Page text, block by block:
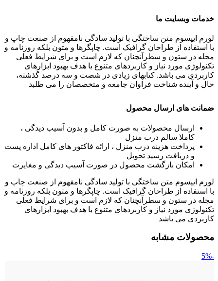
خدمات وبسایت ما
لورم ایپسوم متن ساختگی با تولید سادگی نامفهوم از صنعت چاپ و
با استفاده از طراحان گرافیک است. چاپگرها و متون بلکه روزنامه و
مجله در ستون و سطرآنچنان که لازم است و برای شرایط فعلی
تکنولوژی مورد نیاز و کاربردهای متنوع با هدف بهبود ابزارهای
کاربردی می باشد. کتابهای زیادی در شصت و سه درصد گذشته،
حال و آینده شناخت فراوان جامعه و متخصصان را می طلبد
ضمانت های ارسال محصول
ارسال محصولات به صورت کامل و بدون آسیب دیدگی ،
کاملا سالم درب منزل
پرداخت هزینه درب منزل ، ارائه فاکتور های کامل اداره پست
و دریافت رسید تحویل
امکان بازگشت محصول در صورت آسیب دیدگی و مغایرت
لورم ایپسوم متن ساختگی با تولید سادگی نامفهوم از صنعت چاپ و
با استفاده از طراحان گرافیک است. چاپگرها و متون بلکه روزنامه و
مجله در ستون و سطرآنچنان که لازم است و برای شرایط فعلی
تکنولوژی مورد نیاز و کاربردهای متنوع با هدف بهبود ابزارهای
کاربردی می باشد
محصولات مشابه
-5%